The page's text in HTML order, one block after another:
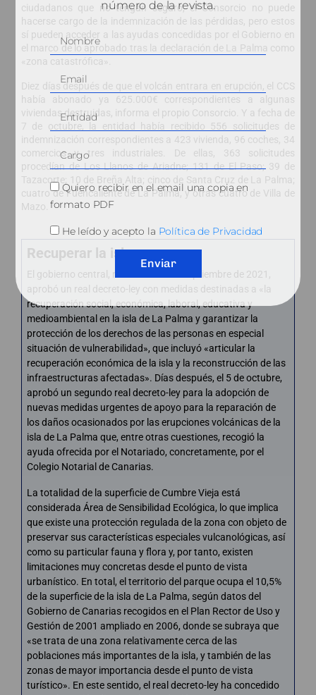
ciudadanos que no tengan seguro, el Consorcio no puede
hacerse cargo de la indemnización de las pérdidas, pero estos
sí pueden acceder a las ayudas concedidas por el Gobierno en
el marco de lo aprobado tras la declaración de La Palma como
«zona catastrófica».
Diez días después de que el volcán entrara en erupción, el CCS
había abonado ya 625.000€ correspondientes a algunas
viviendas destruidas, informa el propio Consorcio. Y a fecha de
7 de octubre, la entidad había recibido 556 solicitudes de
indemnización correspondientes a 423 vivienda, 96 coches, 34
comercios y tres industriales. De ellas, 363 solicitudes
procedían de Los Llanos de Ariadne; 131 de El Paso; 39 de
Tazacorte; 10 de Breña Alta; cinco de Santa Cruz de La Palma;
cuatro de Fuencaliente de La Palma, y otras cuatro de Villa de
Mazo.
Recuperar la isla
El gobierno central, reunido el 28 de septiembre de 2021,
aprobó un real decreto-ley con medidas destinadas a «la
recuperación social, económica, laboral, educativa y
medioambiental en la isla de La Palma y garantizar la
protección de los derechos de las personas en especial
situación de vulnerabilidad», que incluyó «articular la
recuperación económica de la isla y la reconstrucción de las
infraestructuras afectadas». Días después, el 5 de octubre,
aprobó un segundo real decreto-ley para la adopción de
nuevas medidas urgentes de apoyo para la reparación de
los daños ocasionados por las erupciones volcánicas de la
isla de La Palma que, entre otras cuestiones, recogió la
ayuda ofrecida por el Notariado, concretamente, por el
Colegio Notarial de Canarias.
La totalidad de la superficie de Cumbre Vieja está
considerada Área de Sensibilidad Ecológica, lo que implica
que existe una protección regulada de la zona con objeto de
preservar sus características especiales vulcanológicas, así
como su particular fauna y flora y, por tanto, existen
limitaciones muy concretas desde el punto de vista
urbanístico. En total, el territorio del parque ocupa el 10,5%
de la superficie de la isla de La Palma, según datos del
Gobierno de Canarias recogidos en el Plan Rector de Uso y
Gestión de 2001 ampliado en 2006, donde se subraya que
«se trata de una zona relativamente cerca de las
poblaciones más importantes de la isla, y también de las
zonas de mayor importancia desde el punto de vista
turístico». En este sentido, el real decreto-ley ha concedido
número de la revista.
Quiero recibir en el email una copia en
formato PDF
He leído y acepto la Política de Privacidad
Enviar